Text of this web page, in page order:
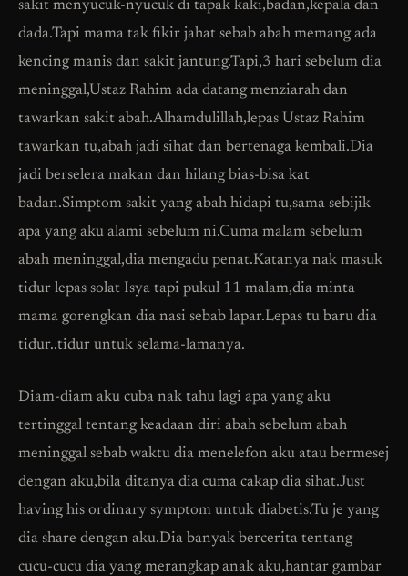
sakit menyucuk-nyucuk di tapak kaki,badan,kepala dan
dada.Tapi mama tak fikir jahat sebab abah memang ada
kencing manis dan sakit jantung.Tapi,3 hari sebelum dia
meninggal,Ustaz Rahim ada datang menziarah dan
tawarkan sakit abah.Alhamdulillah,lepas Ustaz Rahim
tawarkan tu,abah jadi sihat dan bertenaga kembali.Dia
jadi berselera makan dan hilang bias-bisa kat
badan.Simptom sakit yang abah hidapi tu,sama sebijik
apa yang aku alami sebelum ni.Cuma malam sebelum
abah meninggal,dia mengadu penat.Katanya nak masuk
tidur lepas solat Isya tapi pukul 11 malam,dia minta
mama gorengkan dia nasi sebab lapar.Lepas tu baru dia
tidur..tidur untuk selama-lamanya.
Diam-diam aku cuba nak tahu lagi apa yang aku
tertinggal tentang keadaan diri abah sebelum abah
meninggal sebab waktu dia menelefon aku atau bermesej
dengan aku,bila ditanya dia cuma cakap dia sihat.Just
having his ordinary symptom untuk diabetis.Tu je yang
dia share dengan aku.Dia banyak bercerita tentang
cucu-cucu dia yang merangkap anak aku,hantar gambar